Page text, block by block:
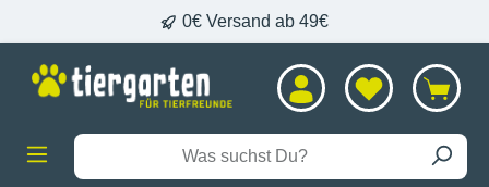
0€ Versand ab 49€